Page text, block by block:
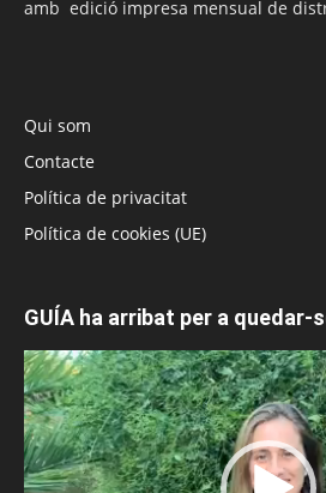
amb edició impresa mensual de
Qui som
Contacte
Política de privacitat
Política de cookies (UE)
GUÍA ha arribat per a quedar-
Reproductor
de
vídeo